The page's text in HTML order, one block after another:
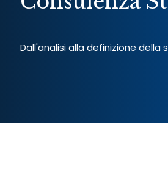
Dall'analisi alla definizione della